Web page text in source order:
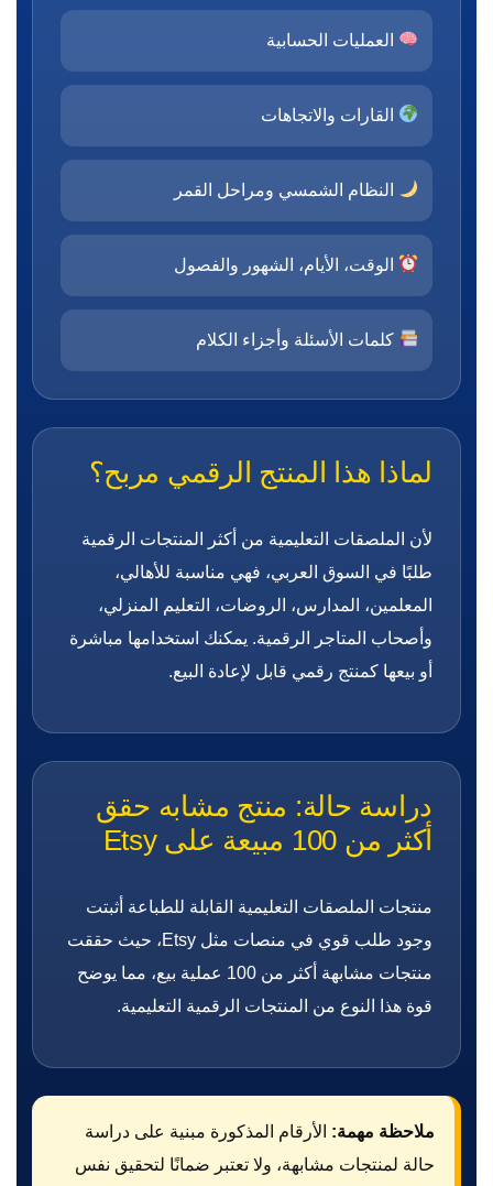
العمليات الحسابية
القارات والاتجاهات
النظام الشمسي ومراحل القمر
الوقت، الأيام، الشهور والفصول
كلمات الأسئلة وأجزاء الكلام
لماذا هذا المنتج الرقمي مربح؟
لأن الملصقات التعليمية من أكثر المنتجات الرقمية
طلبًا في السوق العربي، فهي مناسبة للأهالي،
المعلمين، المدارس، الروضات، التعليم المنزلي،
وأصحاب المتاجر الرقمية. يمكنك استخدامها مباشرة
أو بيعها كمنتج رقمي قابل لإعادة البيع.
دراسة حالة: منتج مشابه حقق
أكثر من 100 مبيعة على Etsy
منتجات الملصقات التعليمية القابلة للطباعة أثبتت
وجود طلب قوي في منصات مثل Etsy، حيث حققت
منتجات مشابهة أكثر من 100 عملية بيع، مما يوضح
قوة هذا النوع من المنتجات الرقمية التعليمية.
ملاحظة مهمة: الأرقام المذكورة مبنية على دراسة
حالة لمنتجات مشابهة، ولا تعتبر ضمانًا لتحقيق نفس